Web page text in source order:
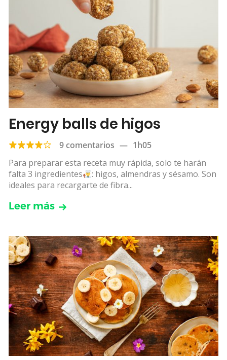
Energy balls de higos
9 comentarios — 1h05
Para preparar esta receta muy rápida, solo te harán
falta 3 ingredientes
: higos, almendras y sésamo. Son
ideales para recargarte de fibra...
Leer más